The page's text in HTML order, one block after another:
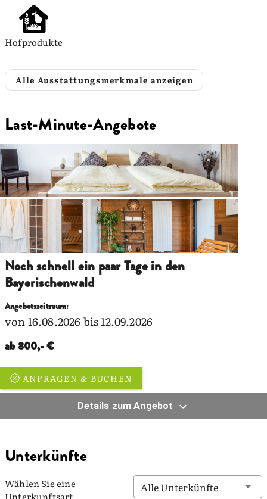
Hofprodukte
Alle Ausstattungsmerkmale anzeigen
Last-Minute-Angebote
Noch schnell ein paar Tage in den
Bayerischenwald
Angebotszeitraum:
von 16.08.2026 bis 12.09.2026
ab 800,- €
ANFRAGEN & BUCHEN
Details zum Angebot
Unterkünfte
Wählen Sie eine
Alle Unterkünfte